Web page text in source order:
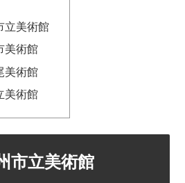
立美術館
美術館
美術館
美術館
市立美術館